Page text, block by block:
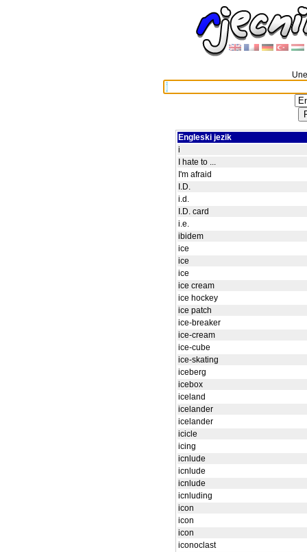
Engleski jezik
i
I hate to ...
I'm afraid
I.D.
i.d.
I.D. card
i.e.
ibidem
ice
ice
ice
ice cream
ice hockey
ice patch
ice-breaker
ice-cream
ice-cube
ice-skating
iceberg
icebox
iceland
icelander
icelander
icicle
icing
icnlude
icnlude
icnlude
icnluding
icon
icon
icon
iconoclast